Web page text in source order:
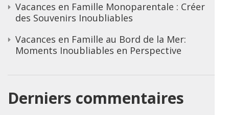
Vacances en Famille Monoparentale : Créer
des Souvenirs Inoubliables
Vacances en Famille au Bord de la Mer:
Moments Inoubliables en Perspective
Derniers commentaires